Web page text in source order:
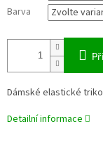
Barva
Dámské elastické
Detailní informace